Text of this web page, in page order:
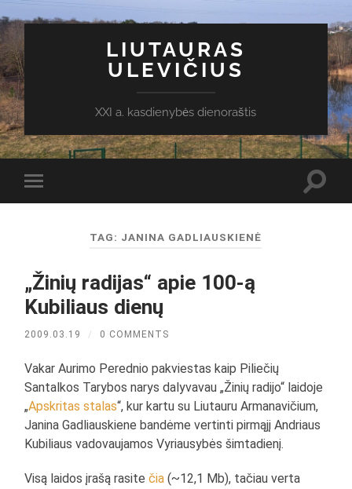
LIUTAURAS
ULEVIČIUS
XXI a. kasdienybės dienoraštis
Toggle
mobile
TAG: JANINA GADLIAUSKIENĖ
„Žinių radijas“ apie 100-ą
Kubiliaus dienų
2009.03.19 / 0 COMMENTS
Vakar Aurimo Perednio pakviestas kaip Piliečių
Santalkos Tarybos narys dalyvavau „Žinių radijo“ laidoje
„Apskritas stalas“, kur kartu su Liutauru Armanavičium,
Janina Gadliauskiene bandėme vertinti pirmąjį Andriaus
Kubiliaus vadovaujamos Vyriausybės šimtadienį.
Visą laidos įrašą rasitečia (~12,1 Mb), tačiau verta